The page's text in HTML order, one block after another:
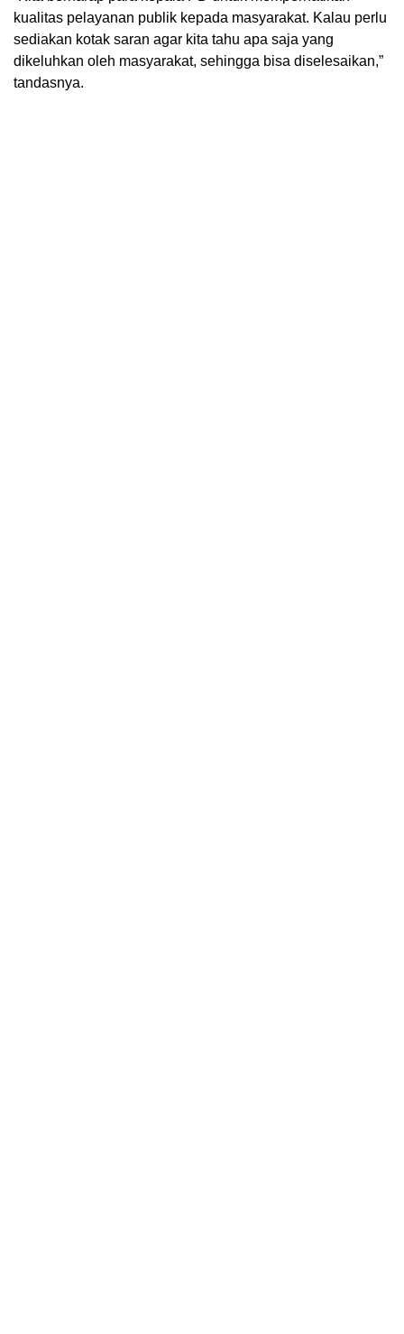
kualitas pelayanan publik kepada masyarakat. Kalau perlu
sediakan kotak saran agar kita tahu apa saja yang
dikeluhkan oleh masyarakat, sehingga bisa diselesaikan,”
tandasnya.